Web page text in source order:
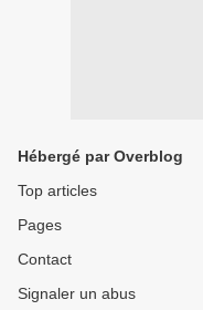
Hébergé par Overblog
Top articles
Pages
Contact
Signaler un abus